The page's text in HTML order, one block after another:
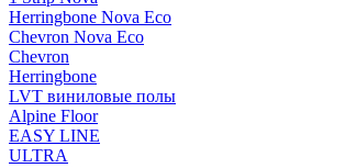
Herringbone Nova Eco
Chevron Nova Eco
Chevron
Herringbone
LVT виниловые полы
Alpine Floor
EASY LINE
ULTRA